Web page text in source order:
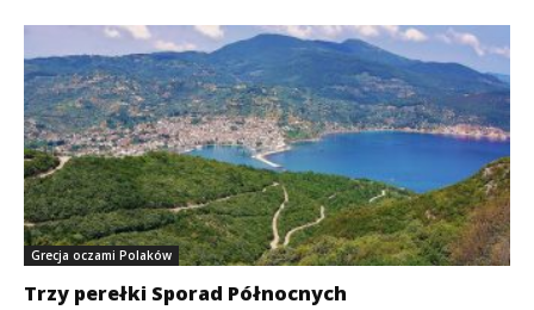
Grecja oczami Polaków
Trzy perełki Sporad Północnych